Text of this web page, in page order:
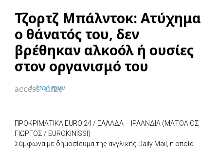
Τζορτζ Μπάλντοκ: Ατύχημα
ο θάνατός του, δεν
βρέθηκαν αλκοόλ ή ουσίες
στον οργανισμό του
access_time
1 έτος πριν
ΠΡΟΚΡΙΜΑΤΙΚΑ EURO 24 / ΕΛΛΑΔΑ – ΙΡΛΑΝΔΙΑ (ΜΑΤΘΑΙΟΣ
ΓΙΩΡΓΟΣ / EUROKINISSI)
Σύμφωνα με δημοσίευμα της αγγλικής Daily Mail, η οποία